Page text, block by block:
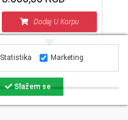
Dodaj U Korpu
Statistika Marketing
Slažem se